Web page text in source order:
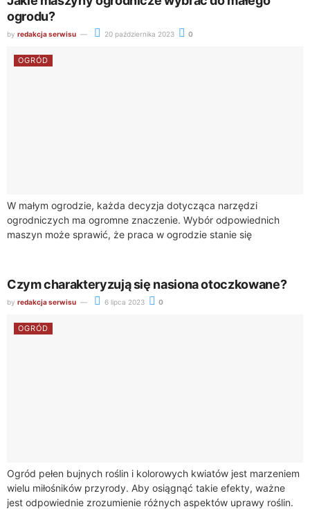
ogrodu?
by redakcja serwisu 20 października 2023 0
OGRÓD
W małym ogrodzie, każda decyzja dotycząca narzędzi
ogrodniczych ma ogromne znaczenie. Wybór odpowiednich
maszyn może sprawić, że praca w ogrodzie stanie się
Czym charakteryzują się nasiona otoczkowane?
by redakcja serwisu 6 lipca 2023 0
OGRÓD
Ogród pełen bujnych roślin i kolorowych kwiatów jest marzeniem
wielu miłośników przyrody. Aby osiągnąć takie efekty, ważne
jest odpowiednie zrozumienie różnych aspektów uprawy roślin.